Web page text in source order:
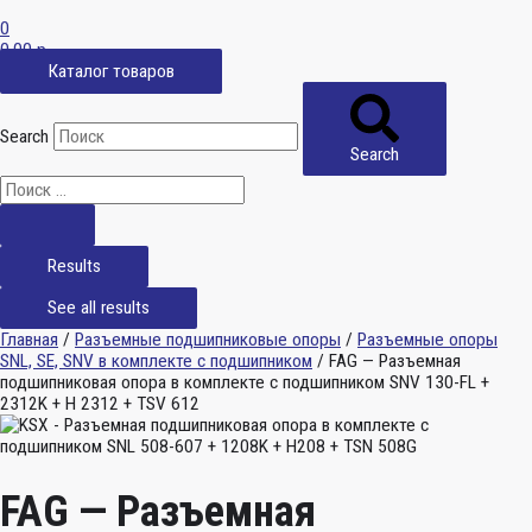
0
0,00р.
Каталог товаров
Search
Search
Results
See all results
Главная / Разъемные подшипниковые опоры / Разъемные опоры
SNL, SE, SNV в комплекте с подшипником / FAG — Разъемная
подшипниковая опора в комплекте с подшипником SNV 130-FL +
2312K + H 2312 + TSV 612
FAG — Разъемная